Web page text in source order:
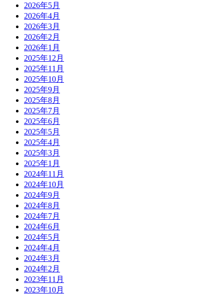
2026年5月
2026年4月
2026年3月
2026年2月
2026年1月
2025年12月
2025年11月
2025年10月
2025年9月
2025年8月
2025年7月
2025年6月
2025年5月
2025年4月
2025年3月
2025年1月
2024年11月
2024年10月
2024年9月
2024年8月
2024年7月
2024年6月
2024年5月
2024年4月
2024年3月
2024年2月
2023年11月
2023年10月